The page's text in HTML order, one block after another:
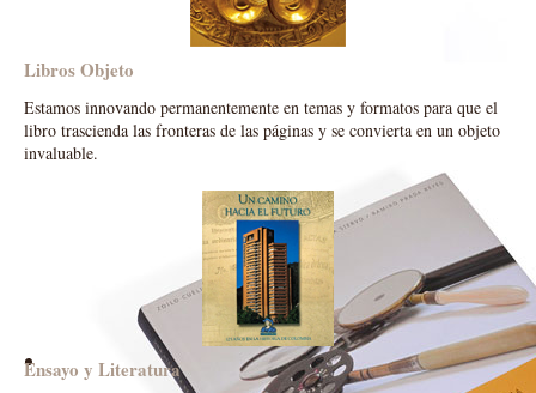
Libros Objeto
Estamos innovando permanentemente en temas y formatos para que el
libro trascienda las fronteras de las páginas y se convierta en un objeto
invaluable.
Ensayo y Literatura